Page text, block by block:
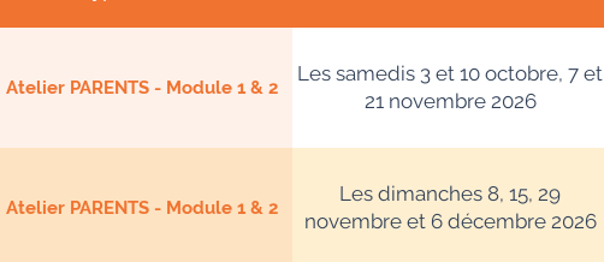
Atelier PARENTS - Module 1 & 2
Les samedis 3 et 10 octobre, 7 et
21 novembre 2026
Atelier PARENTS - Module 1 & 2
Les dimanches 8, 15, 29
novembre et 6 décembre 2026